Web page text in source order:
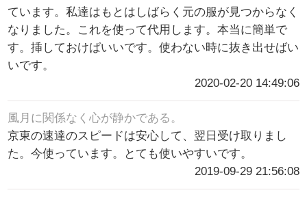
ています。私達はもとはしばらく元の服が見つからなく
なりました。これを使って代用します。本当に簡単で
す。挿しておけばいいです。使わない時に抜き出せばい
いです。
2020-02-20 14:49:06
風月に関係なく心が静かである。
京東の速達のスピードは安心して、翌日受け取りまし
た。今使っています。とても使いやすいです。
2019-09-29 21:56:08